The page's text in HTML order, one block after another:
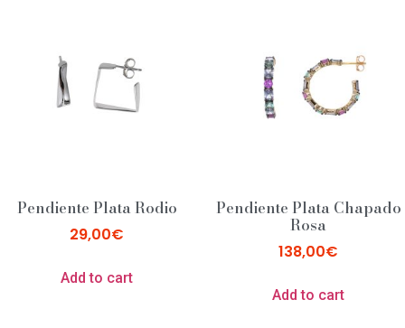
Pendiente Plata Rodio
29,00€
Add to cart
Pendiente Plata Chapado
Rosa
138,00€
Add to cart